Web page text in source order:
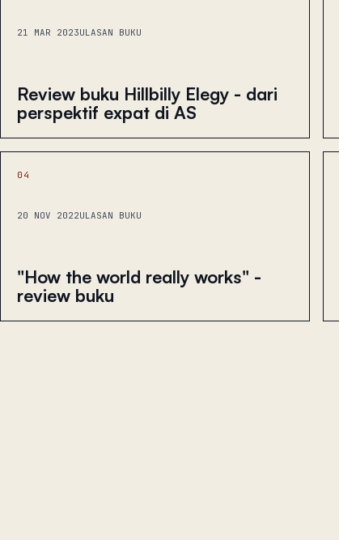
21 MAR 2023ULASAN BUKU
Review buku Hillbilly Elegy - dari
perspektif expat di AS
04
20 NOV 2022ULASAN BUKU
"How the world really works" -
review buku